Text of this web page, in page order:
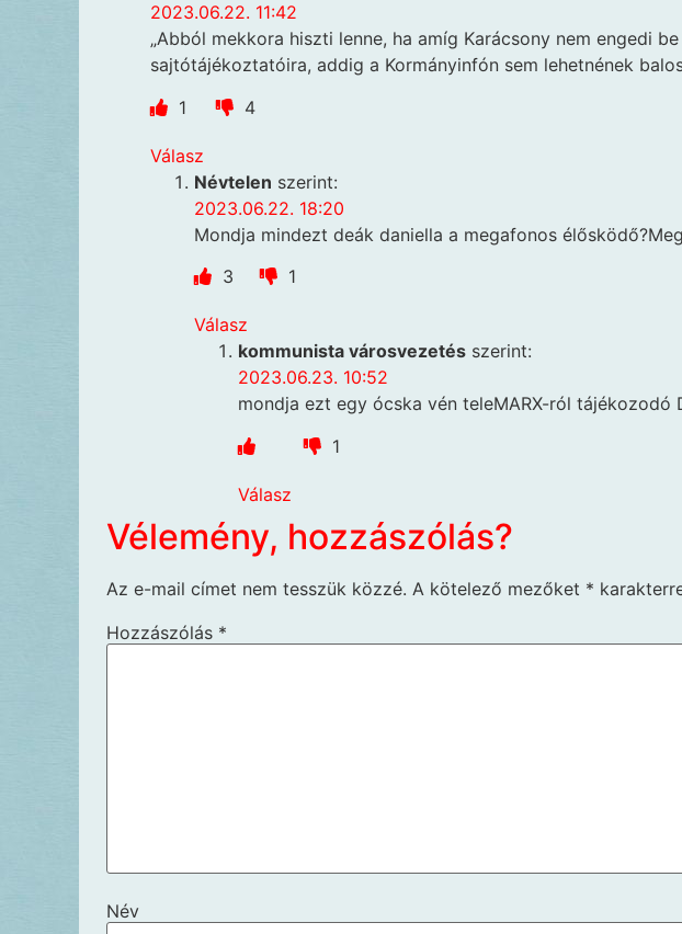
2023.06.22. 11:42
„Abból mekkora hiszti lenne, ha amíg Karácsony nem engedi
sajtótájékoztatóira, addig a Kormányinfón sem lehetnének
1
4
Válasz
Névtelen szerint:
2023.06.22. 18:20
Mondja mindezt deák daniella a megafonos
3
1
Válasz
kommunista városvezetés szerint:
2023.06.23. 10:52
mondja ezt egy ócska vén teleMARX-ról tájékozodó
1
Válasz
Vélemény, hozzászólás?
Az e-mail címet nem tesszük közzé. A kötelező mezőket *
Hozzászólás *
Név